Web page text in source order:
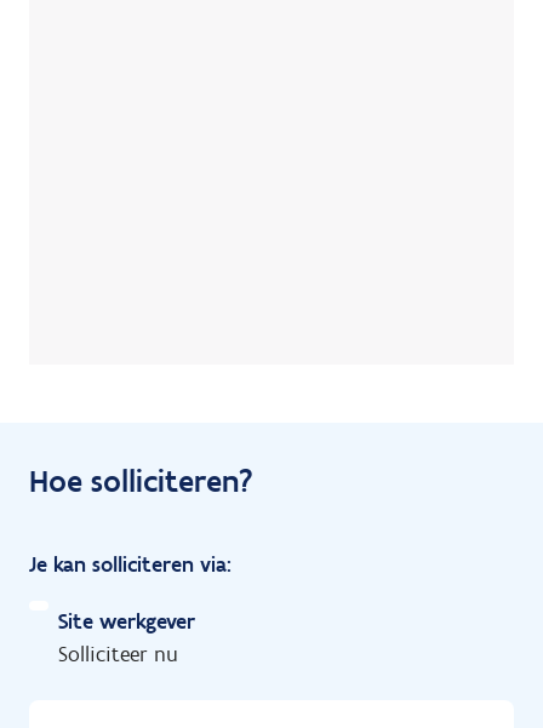
Hoe solliciteren?
Je kan solliciteren via:
Site werkgever
Solliciteer nu